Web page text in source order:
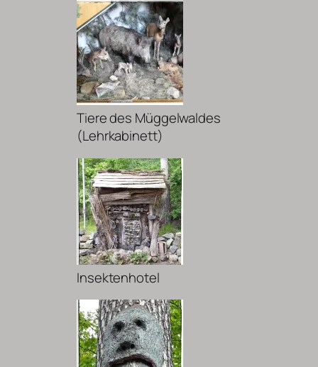
Tiere des Müggelwaldes
(Lehrkabinett)
Insektenhotel